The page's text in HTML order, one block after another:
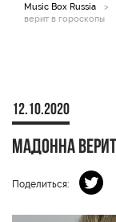
Music Box Russia >
верит в гороскопы
12.10.2020
Мадонна
Поделиться: